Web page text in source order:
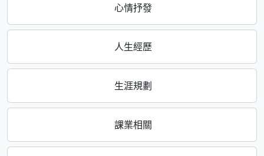
心情抒發
人生經歷
生涯規劃
課業相關